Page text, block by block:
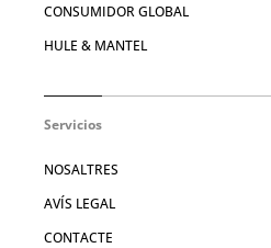
CONSUMIDOR GLOBAL
HULE & MANTEL
Servicios
NOSALTRES
AVÍS LEGAL
CONTACTE